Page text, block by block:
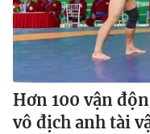
Hơn 100 vận
vô địch anh tài